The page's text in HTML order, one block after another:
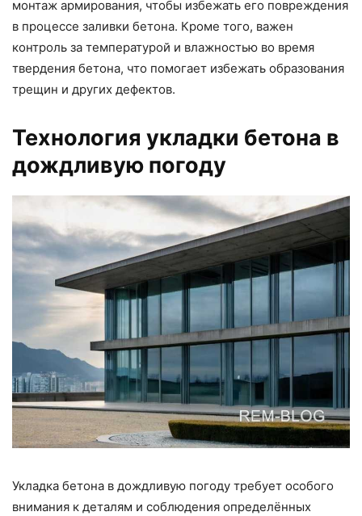
монтаж армирования, чтобы избежать его повреждения
в процессе заливки бетона. Кроме того, важен
контроль за температурой и влажностью во время
твердения бетона, что помогает избежать образования
трещин и других дефектов.
Технология укладки бетона в
дождливую погоду
Укладка бетона в дождливую погоду требует особого
внимания к деталям и соблюдения определённых